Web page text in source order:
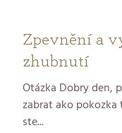
n
k
o
Zpevnění a
zhubnutí
Otázka Dobry den,
zabrat ako
ste...